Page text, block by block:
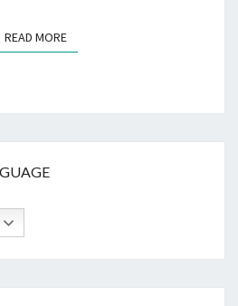
READ MOREREAD MORE